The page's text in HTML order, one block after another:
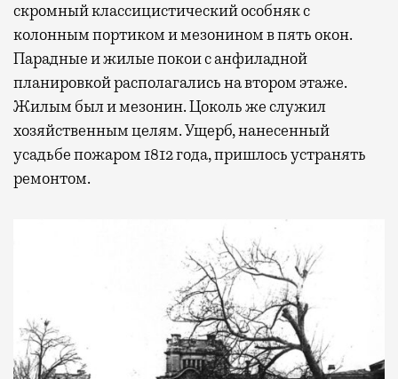
скромный классицистический особняк с
колонным портиком и мезонином в пять окон.
Парадные и жилые покои с анфиладной
планировкой располагались на втором этаже.
Жилым был и мезонин. Цоколь же служил
хозяйственным целям. Ущерб, нанесенный
усадьбе пожаром 1812 года, пришлось устранять
ремонтом.